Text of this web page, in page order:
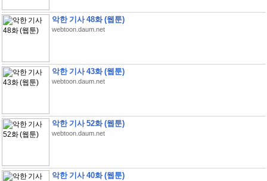
악한 기사 48화 (웹툰)
webtoon.daum.net
악한 기사 43화 (웹툰)
webtoon.daum.net
악한 기사 52화 (웹툰)
webtoon.daum.net
악한 기사 40화 (웹툰)